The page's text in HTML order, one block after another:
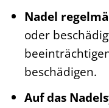
Nadel
oder
beschädigen.
Auf das